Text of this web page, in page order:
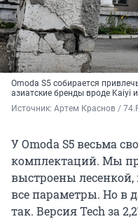
Omoda S5 собирается
азиатские бренды вроде Kaiyi
Источник: Артем Краснов /
У Omoda S5 весьма
комплектаций. Мы
выстроены
все параметры. Но в
так. Версия Tech за